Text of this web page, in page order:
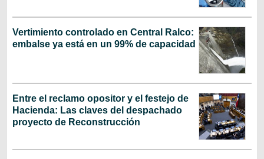
Vertimiento controlado en Central Ralco:
embalse ya está en un 99% de capacidad
Entre el reclamo opositor y el festejo de
Hacienda: Las claves del despachado
proyecto de Reconstrucción